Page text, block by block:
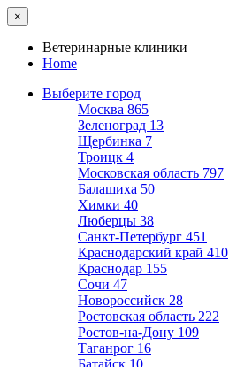
×
Ветеринарные клиники
Home
Выберите город
Москва 865
Зеленоград 13
Щербинка 7
Троицк 4
Московская область 797
Балашиха 50
Химки 40
Люберцы 38
Санкт-Петербург 451
Краснодарский край 410
Краснодар 155
Сочи 47
Новороссийск 28
Ростовская область 222
Ростов-на-Дону 109
Таганрог 16
Батайск 10